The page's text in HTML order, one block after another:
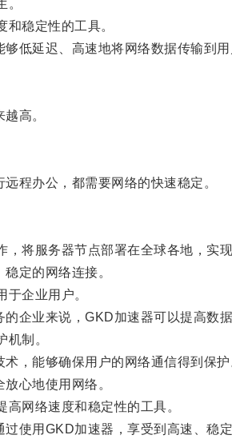
稳定性的工具。
延迟、高速地将网络数据传输到用
高。
程办公，都需要网络的快速稳定。
服务器节点部署在全球各地，实现
定的网络连接。
企业用户。
业来说，GKD加速器可以提高数据
制。
能够确保用户的网络通信得到保护
心地使用网络。
网络速度和稳定性的工具。
用GKD加速器，享受到高速、稳定